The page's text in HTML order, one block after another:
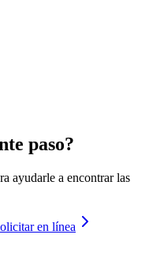
paso?
ayudarle a encontrar las
en línea